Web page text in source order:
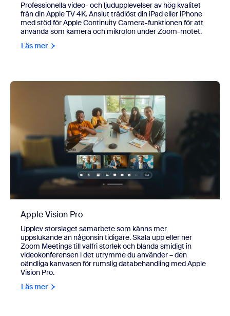
Professionella video- och ljudupplevelser av hög kvalitet
från din Apple TV 4K. Anslut trådlöst din iPad eller iPhone
med stöd för Apple Continuity Camera-funktionen för att
använda som kamera och mikrofon under Zoom-mötet.
Läs mer
Apple Vision Pro
Upplev storslaget samarbete som känns mer
uppslukande än någonsin tidigare. Skala upp eller ner
Zoom Meetings till valfri storlek och blanda smidigt in
videokonferensen i det utrymme du använder – den
oändliga kanvasen för rumslig databehandling med Apple
Vision Pro.
Läs mer